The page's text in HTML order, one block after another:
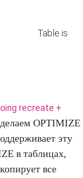
Table is
recreate +
OPTIMIZE
эту
в таблицах,
все